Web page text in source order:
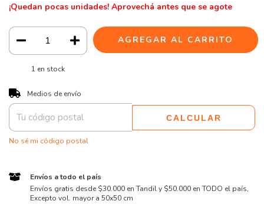
¡Quedan pocas unidades! Aprovechá antes que se agote
1 en stock
Entregas para el CP:
Medios de envío
CALCULAR
No sé mi código postal
Envíos a todo el país
Envíos gratis desde $30.000 en Tandil y $50.000 en TODO el país,
Excepto vol. mayor a 50x50 cm